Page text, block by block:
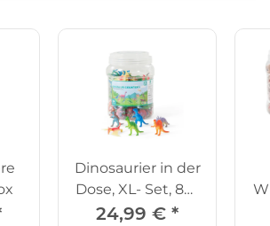
Dinosaurier in der
Dose, XL- Set, 84-
tlg.
24,99 € *